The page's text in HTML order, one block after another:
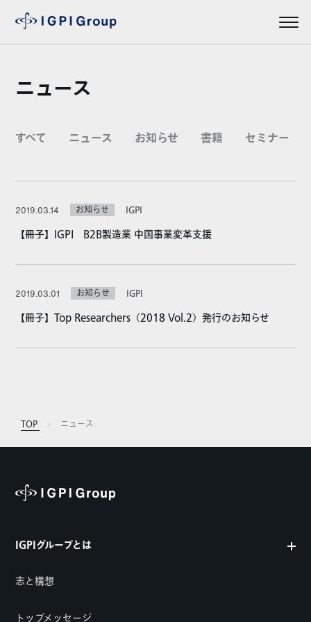
ニュース
すべて ニュース お知らせ 書籍 セミナー
2019.03.14 お知らせ IGPI
【冊子】IGPI B2B製造業 中国事業変革支援
2019.03.01 お知らせ IGPI
【冊子】Top Researchers（2018 Vol.2）発行のお知らせ
TOP ニュース
IGPIグループとは
志と構想
トップメッセージ